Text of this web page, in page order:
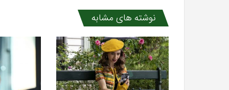
نوشته های مشابه